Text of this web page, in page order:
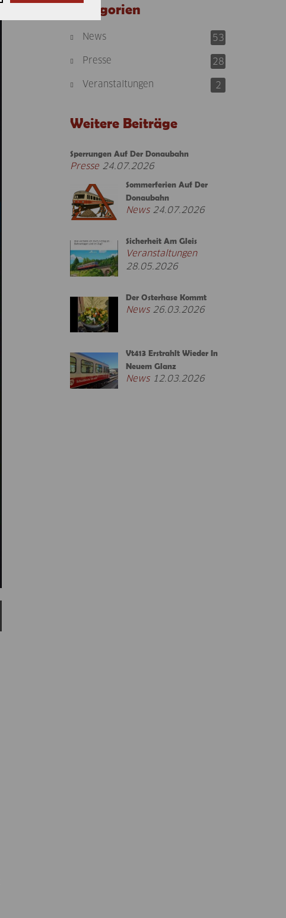
Kategorien
News
53
Presse
28
Veranstaltungen
2
Weitere Beiträge
Sperrungen Auf Der Donaubahn
Presse24.07.2026
Sommerferien Auf Der
Donaubahn
News24.07.2026
Sicherheit Am Gleis
Veranstaltungen
28.05.2026
Der Osterhase Kommt
News26.03.2026
Vt413 Erstrahlt Wieder In
Neuem Glanz
News12.03.2026